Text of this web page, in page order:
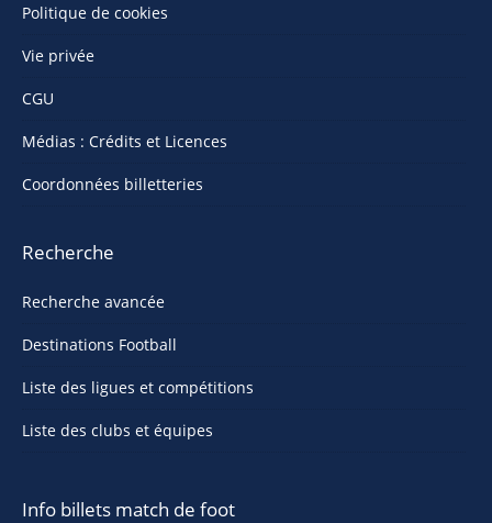
Politique de cookies
Vie privée
CGU
Médias : Crédits et Licences
Coordonnées billetteries
Recherche
Recherche avancée
Destinations Football
Liste des ligues et compétitions
Liste des clubs et équipes
Info billets match de foot